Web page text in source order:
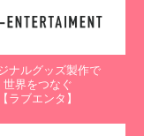
決の申出先】
ナルグッズ製作で
世界をつなぐ
【ラブエンタ】